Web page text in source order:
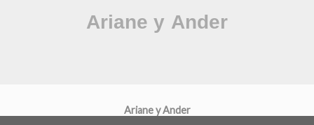
Ariane y Ander